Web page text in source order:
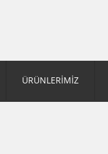
ÜRÜNLERİMİZ